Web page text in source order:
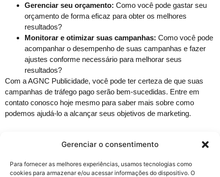
Gerenciar o consentimento
Para fornecer as melhores experiências, usamos tecnologias como
cookies para armazenar e/ou acessar informações do dispositivo. O
Gerenciar seu orçamento: Como você pode gastar seu
orçamento de forma eficaz para obter os melhores
resultados?
Monitorar e otimizar suas campanhas: Como você pode
acompanhar o desempenho de suas campanhas e fazer
ajustes conforme necessário para melhorar seus
resultados?
Com a AGNC Publicidade, você pode ter certeza de que suas
campanhas de tráfego pago serão bem-sucedidas. Entre em
contato conosco hoje mesmo para saber mais sobre como
podemos ajudá-lo a alcançar seus objetivos de marketing.
Como posso me aprofundar em
tráfego pago?